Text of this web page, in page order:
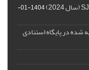
1404-01-
شده در پایگاه استنادی